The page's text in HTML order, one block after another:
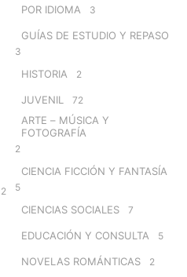
2
POR IDIOMA 3
GUÍAS DE ESTUDIO Y REPASO
3
HISTORIA 2
JUVENIL 72
ARTE – MÚSICA Y
FOTOGRAFÍA
2
CIENCIA FICCIÓN Y FANTASÍA
5
CIENCIAS SOCIALES 7
EDUCACIÓN Y CONSULTA 5
NOVELAS ROMÁNTICAS 2